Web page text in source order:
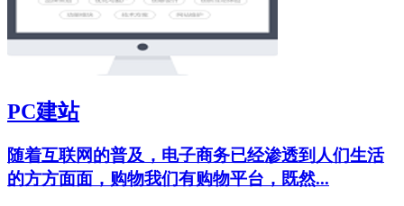
PC建站
随着互联网的普及，电子商务已经渗透到人们生活
的方方面面，购物我们有购物平台，既然...